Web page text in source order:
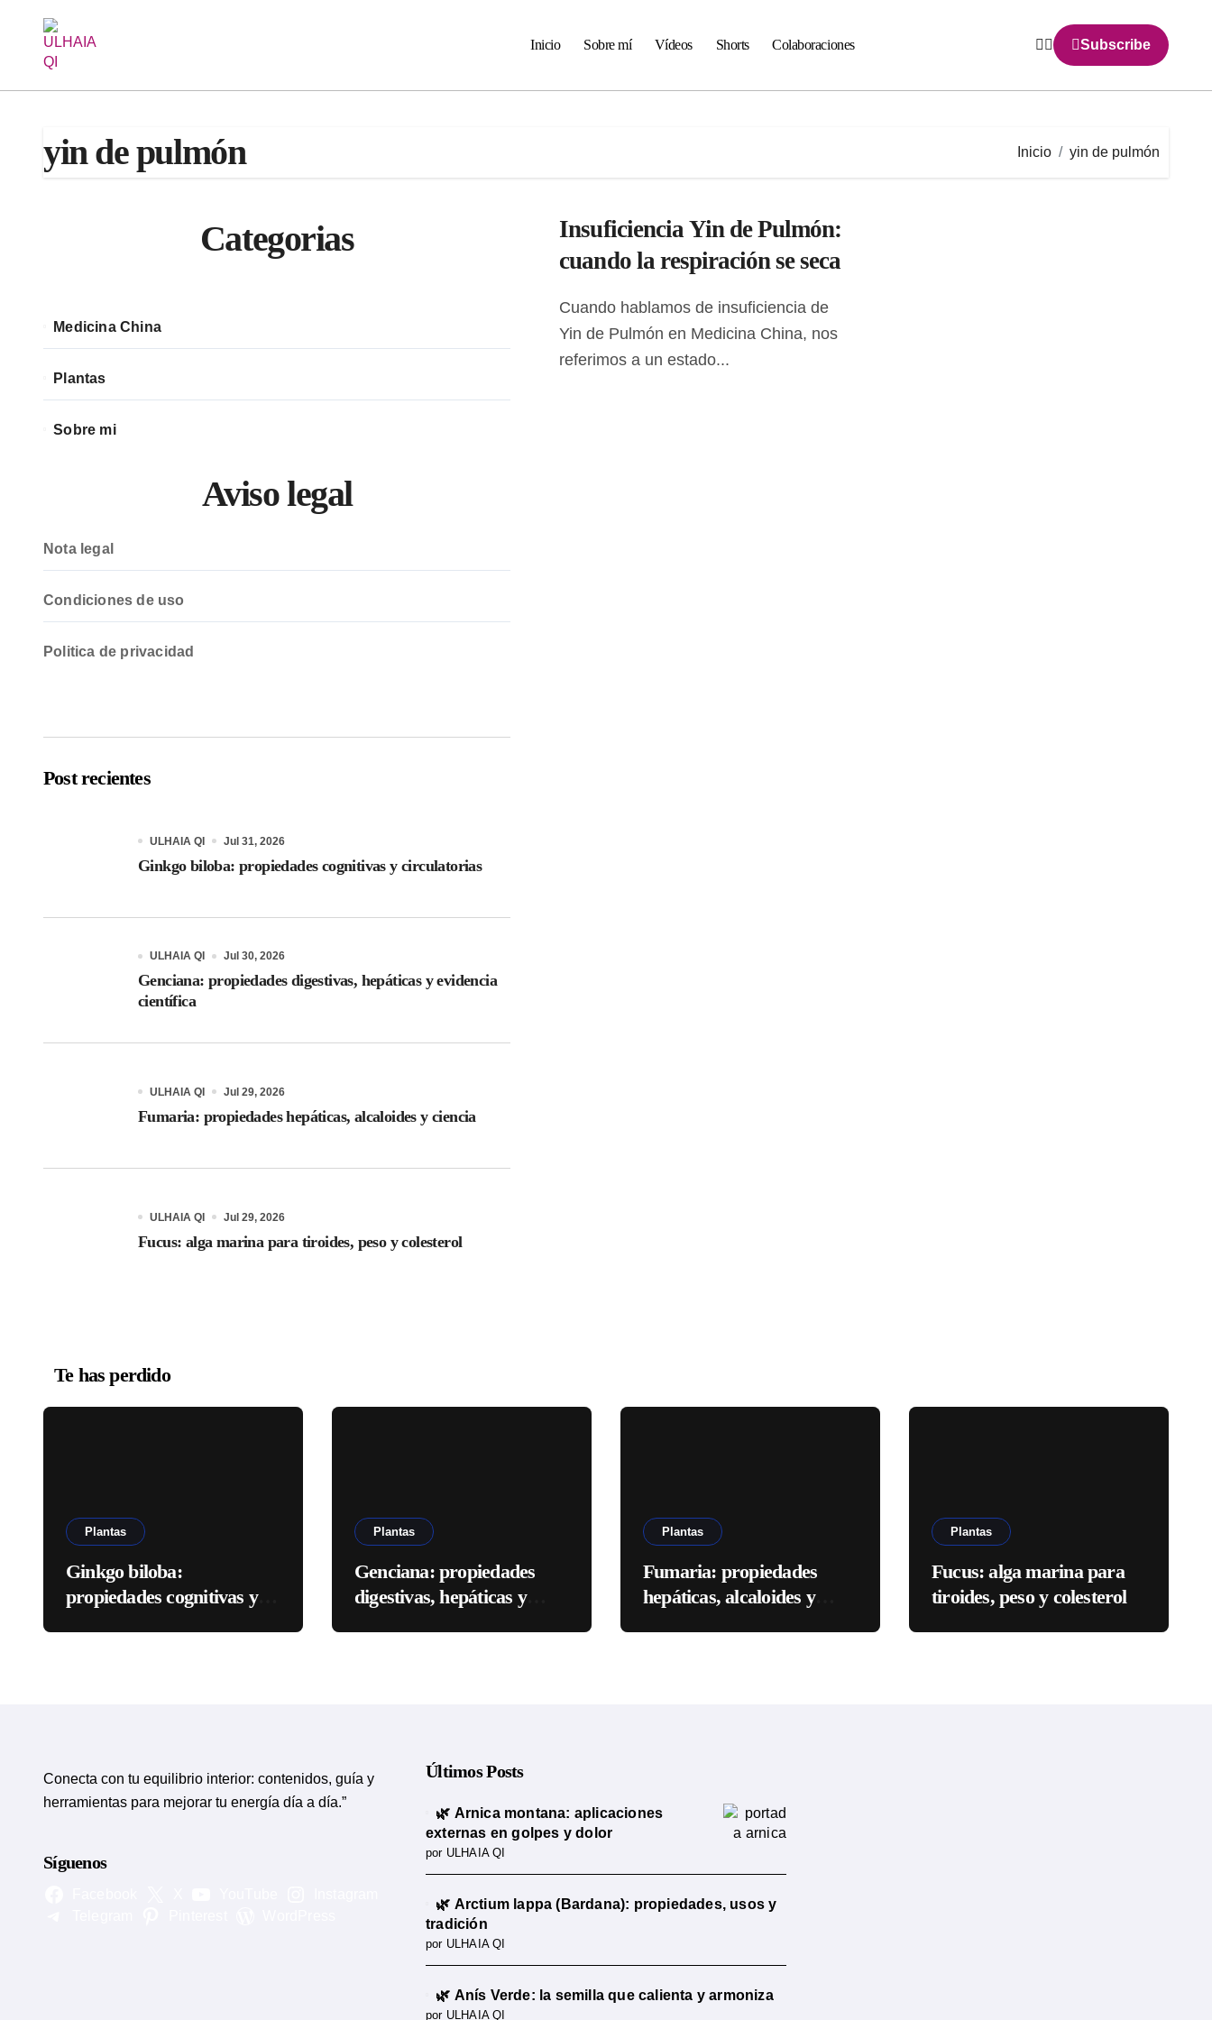
contenido
Inicio Sobre mí Vídeos Shorts Colaboraciones Subscribe
yin de pulmón Inicio yin de pulmón
Categorias
Medicina China
Plantas
Sobre mi
Aviso legal
Nota legal
Condiciones de uso
Politica de privacidad
Post recientes
ULHAIA QI Jul 31, 2026
Ginkgo biloba: propiedades cognitivas y circulatorias
ULHAIA QI Jul 30, 2026
Genciana: propiedades digestivas, hepáticas y evidencia
científica
ULHAIA QI Jul 29, 2026
Fumaria: propiedades hepáticas, alcaloides y ciencia
ULHAIA QI Jul 29, 2026
Fucus: alga marina para tiroides, peso y colesterol
Insuficiencia Yin de Pulmón:
cuando la respiración se seca
Cuando hablamos de insuficiencia de
Yin de Pulmón en Medicina China, nos
referimos a un estado...
Te has perdido
Plantas
Ginkgo biloba:
propiedades cognitivas y
Plantas
Genciana: propiedades
digestivas, hepáticas y
Plantas
Fumaria: propiedades
hepáticas, alcaloides y
Plantas
Fucus: alga marina para
tiroides, peso y colesterol
Conecta con tu equilibrio interior: contenidos, guía y
herramientas para mejorar tu energía día a día.”
Síguenos
Últimos Posts
🌿 Arnica montana: aplicaciones
externas en golpes y dolor
por ULHAIA QI
🌿 Arctium lappa (Bardana): propiedades, usos y
tradición
por ULHAIA QI
🌿 Anís Verde: la semilla que calienta y armoniza
por ULHAIA QI